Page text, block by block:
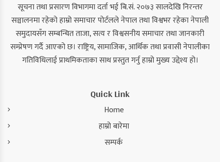
सूचना तथा प्रसारण विभागमा दर्ता भई बि.सं. २०७३ सालदेखि निरन्तर
सञ्चालनमा रहेको हाम्रो समाचार पोर्टलले नेपाल तथा विश्वभर रहेका नेपाली
समुदायसँग सम्बन्धित ताजा, सत्य र विश्वसनीय समाचार तथा जानकारी
सम्प्रेषण गर्दै आएको छ। राष्ट्रिय, सामाजिक, आर्थिक तथा प्रवासी नेपालीका
गतिविधिलाई प्राथमिकताका साथ प्रस्तुत गर्नु हाम्रो मुख्य उद्देश्य हो।
Quick Link
Home
हाम्रो बारेमा
सम्पर्क